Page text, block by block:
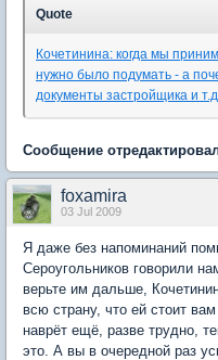
Quote
Кочетинина: когда мы
нужно было подумать - а
документы застройщика и
Сообщение
foxamira
03 Jul 2009
Я даже без напоминаний
Сероугольников говорили
верьте им дальше,
всю страну, что ей стоит
наврёт ещё, разве трудно,
это. А вы в очередной раз